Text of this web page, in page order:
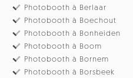
Photobooth à Berlaar
Photobooth à Boechout
Photobooth à Bonheiden
Photobooth à Boom
Photobooth à Bornem
Photobooth à Borsbeek